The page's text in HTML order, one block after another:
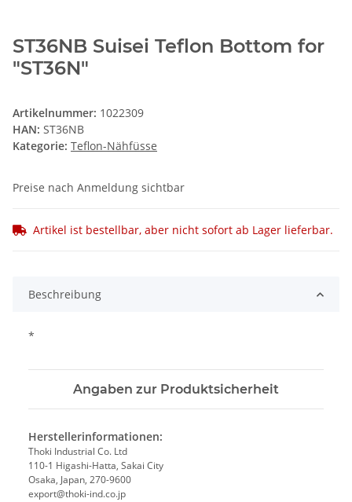
ST36NB Suisei Teflon Bottom for
"ST36N"
Artikelnummer: 1022309
HAN: ST36NB
Kategorie: Teflon-Nähfüsse
Preise nach Anmeldung sichtbar
Artikel ist bestellbar, aber nicht sofort ab Lager lieferbar.
Beschreibung
*
Angaben zur Produktsicherheit
Herstellerinformationen:
Thoki Industrial Co. Ltd
110-1 Higashi-Hatta, Sakai City
Osaka, Japan, 270-9600
export@thoki-ind.co.jp